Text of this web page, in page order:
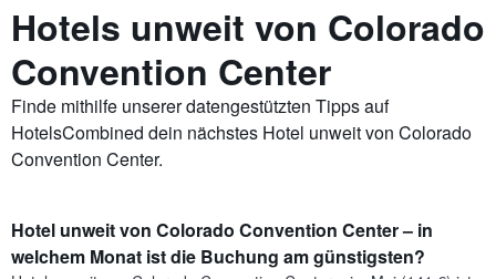
Hotels unweit von Colorado
Convention Center
Finde mithilfe unserer datengestützten Tipps auf
HotelsCombined dein nächstes Hotel unweit von Colorado
Convention Center.
Hotel unweit von Colorado Convention Center – in
welchem Monat ist die Buchung am günstigsten?